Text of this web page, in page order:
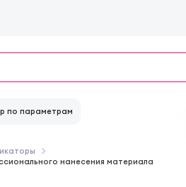
по параметрам
нанесения материала